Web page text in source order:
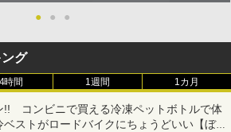
● ● ●
グ
時間 1週間 1カ月
!! コンビニで買える冷凍ペットボトルで体
ストがロードバイクにちょうどいい【ぼっ